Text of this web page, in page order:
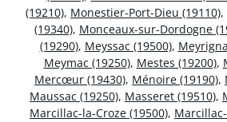
(19210), Monestier-Port-Dieu (19110),
(19340), Monceaux-sur-Dordogne
(19290), Meyssac (19500),
Meymac (19250), Mestes (19200),
Mercœur (19430), Ménoire (19190),
Maussac (19250), Masseret (19510),
Marcillac-la-Croze (19500),